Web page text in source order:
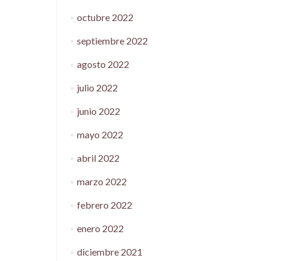
octubre 2022
septiembre 2022
agosto 2022
julio 2022
junio 2022
mayo 2022
abril 2022
marzo 2022
febrero 2022
enero 2022
diciembre 2021